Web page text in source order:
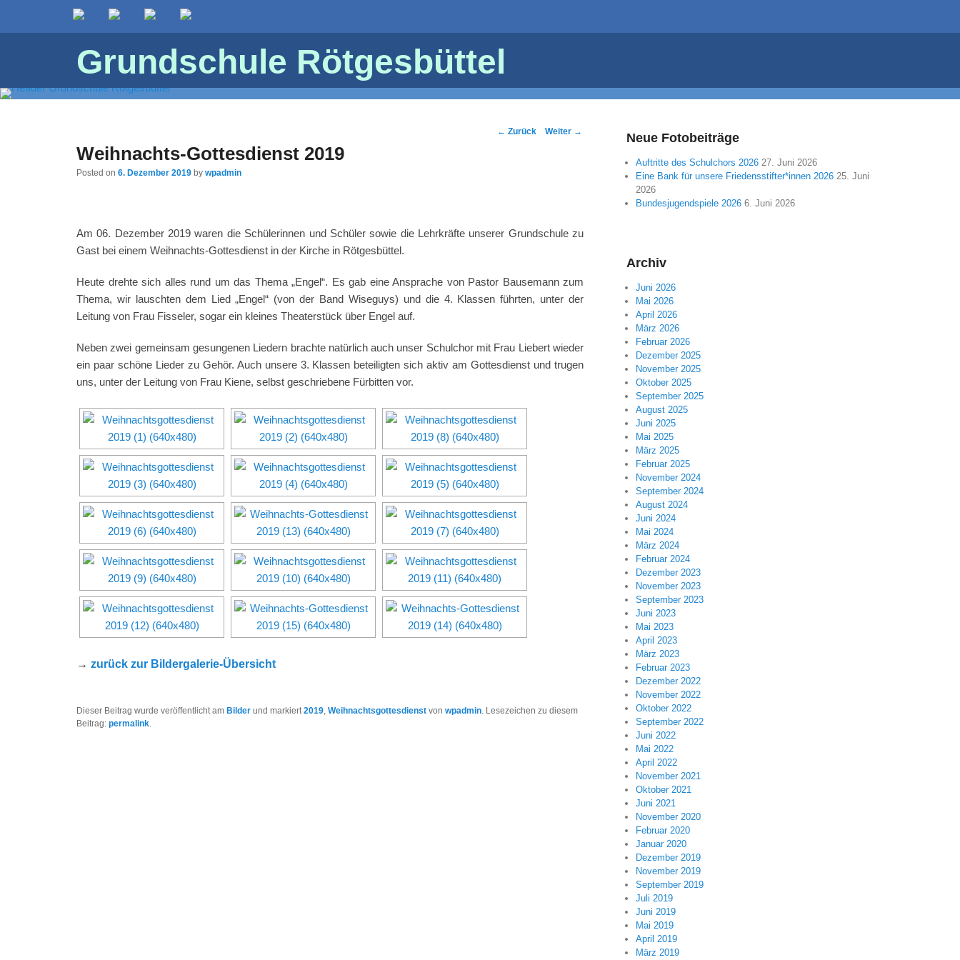
Grundschule Rötgesbüttel
Post
← Zurück Weiter →
Weihnachts-Gottesdienst 2019
Posted on 6. Dezember 2019 by wpadmin
Am 06. Dezember 2019 waren die Schülerinnen und Schüler sowie die Lehrkräfte unserer Grundschule zu
Gast bei einem Weihnachts-Gottesdienst in der Kirche in Rötgesbüttel.
Heute drehte sich alles rund um das Thema „Engel“. Es gab eine Ansprache von Pastor Bausemann zum
Thema, wir lauschten dem Lied „Engel“ (von der Band Wiseguys) und die 4. Klassen führten, unter der
Leitung von Frau Fisseler, sogar ein kleines Theaterstück über Engel auf.
Neben zwei gemeinsam gesungenen Liedern brachte natürlich auch unser Schulchor mit Frau Liebert wieder
ein paar schöne Lieder zu Gehör. Auch unsere 3. Klassen beteiligten sich aktiv am Gottesdienst und trugen
uns, unter der Leitung von Frau Kiene, selbst geschriebene Fürbitten vor.
→ zurück zur Bildergalerie-Übersicht
Dieser Beitrag wurde veröffentlicht am Bilder und markiert2019, Weihnachtsgottesdienst von wpadmin. Lesezeichen zu diesem
Beitrag: permalink.
Neue Fotobeiträge
Auftritte des Schulchors 2026 27. Juni 2026
Eine Bank für unsere Friedensstifter*innen 2026 25. Juni
2026
Bundesjugendspiele 2026 6. Juni 2026
Archiv
Juni 2026
Mai 2026
April 2026
März 2026
Februar 2026
Dezember 2025
November 2025
Oktober 2025
September 2025
August 2025
Juni 2025
Mai 2025
März 2025
Februar 2025
November 2024
September 2024
August 2024
Juni 2024
Mai 2024
März 2024
Februar 2024
Dezember 2023
November 2023
September 2023
Juni 2023
Mai 2023
April 2023
März 2023
Februar 2023
Dezember 2022
November 2022
Oktober 2022
September 2022
Juni 2022
Mai 2022
April 2022
November 2021
Oktober 2021
Juni 2021
November 2020
Februar 2020
Januar 2020
Dezember 2019
November 2019
September 2019
Juli 2019
Juni 2019
Mai 2019
April 2019
März 2019